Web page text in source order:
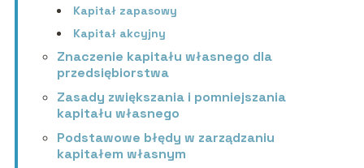
Kapitał zapasowy
Kapitał akcyjny
Znaczenie kapitału własnego dla
przedsiębiorstwa
Zasady zwiększania i pomniejszania
kapitału własnego
Podstawowe błędy w zarządzaniu
kapitałem własnym